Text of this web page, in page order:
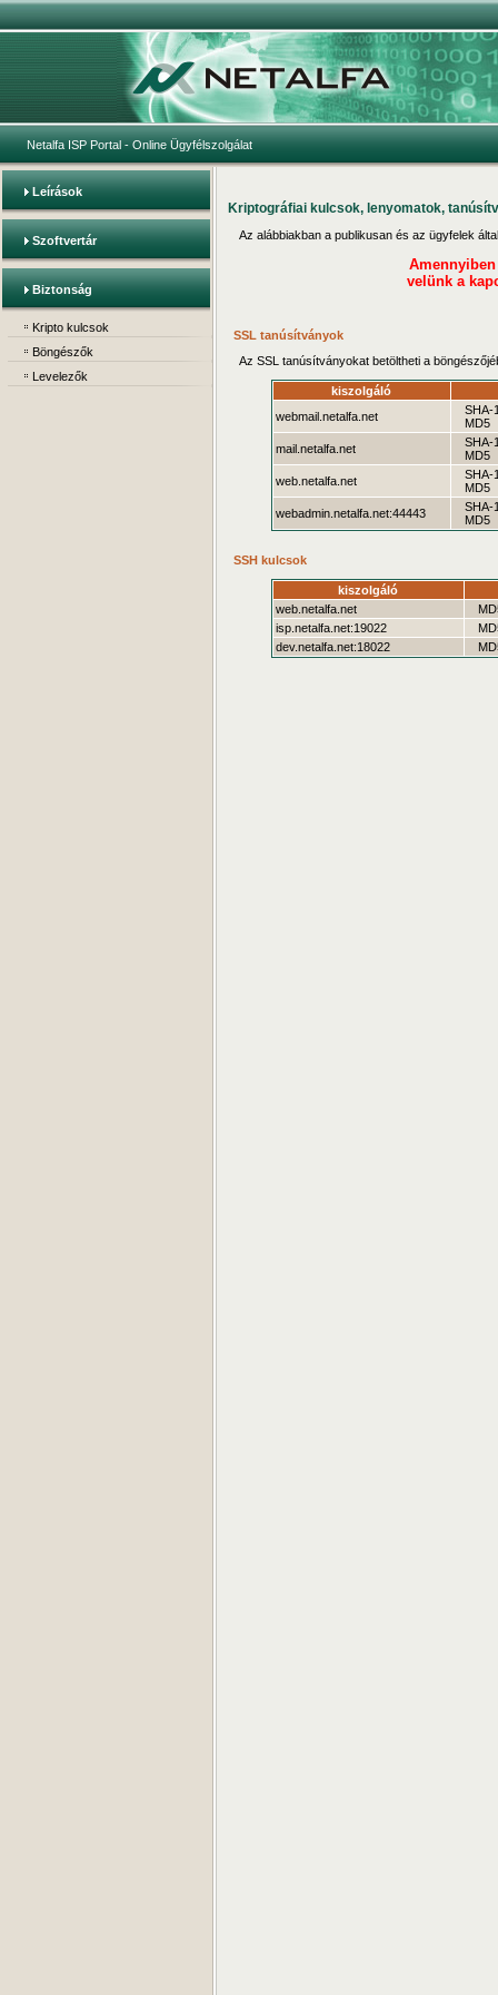
Netalfa ISP Portal - Online Ügyfélszolgálat
Leírások
Szoftvertár
Biztonság
Kripto kulcsok
Böngészők
Levelezők
Kriptográfiai kulcsok, lenyomatok,
Az alábbiakban a publikusan és az ügyfelek
velünk a
SSL tanúsítványok
Az SSL tanúsítványokat betöltheti a
kiszolgáló
webmail.netalfa.net
SHA-
MD5
mail.netalfa.net
SHA-
MD5
web.netalfa.net
SHA-
MD5
webadmin.netalfa.net:44443
SHA-
MD5
SSH kulcsok
kiszolgáló
web.netalfa.net
isp.netalfa.net:19022
dev.netalfa.net:18022